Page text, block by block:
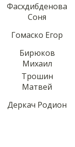
Фасхдибденова
Соня
Гомаско Егор
Бирюков
Михаил
Трошин
Матвей
Деркач Родион